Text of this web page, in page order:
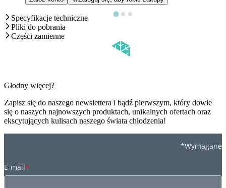
Specyfikacje techniczne
Pliki do pobrania
Części zamienne
Głodny więcej?
Zapisz się do naszego newslettera i bądź pierwszym, który dowie
się o naszych najnowszych produktach, unikalnych ofertach oraz
ekscytujących kulisach naszego świata chłodzenia!
*Wymagane
E-mail*